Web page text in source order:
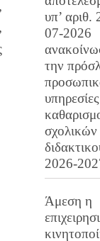
υπ’
07-2026
την
υπηρεσίες
2026-
Άμεση η